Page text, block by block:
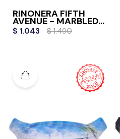
RIÑONERA FIFTH
AVENUE - MARBLED
MOTION
$ 1.043 $ 1.490